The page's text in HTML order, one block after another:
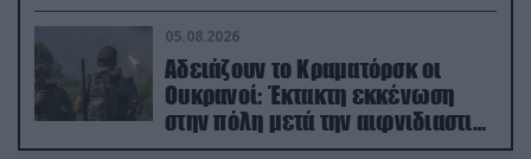
05.08.2026
Αδειάζουν το Κραματόρσκ οι
Ουκρανοί: Έκτακτη εκκένωση
στην πόλη μετά την αιφνιδιαστική
προώθηση των Ρώσων (βίντεο)